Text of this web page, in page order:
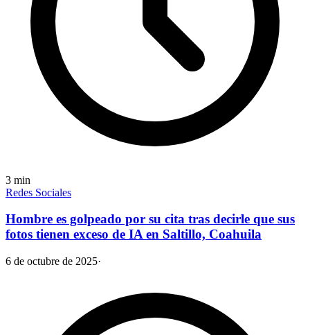
3 min
Redes Sociales
Hombre es golpeado por su cita tras decirle que sus
fotos tienen exceso de IA en Saltillo, Coahuila
6 de octubre de 2025·